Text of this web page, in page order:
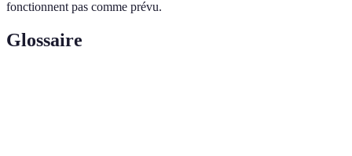
fonctionnent pas comme prévu.
Glossaire